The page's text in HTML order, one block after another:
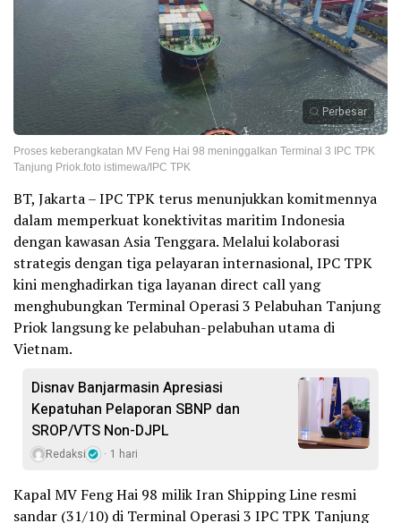
Perbesar
Proses keberangkatan MV Feng Hai 98 meninggalkan Terminal 3 IPC TPK
Tanjung Priok.foto istimewa/IPC TPK
BT, Jakarta – IPC TPK terus menunjukkan komitmennya
dalam memperkuat konektivitas maritim Indonesia
dengan kawasan Asia Tenggara. Melalui kolaborasi
strategis dengan tiga pelayaran internasional, IPC TPK
kini menghadirkan tiga layanan direct call yang
menghubungkan Terminal Operasi 3 Pelabuhan Tanjung
Priok langsung ke pelabuhan-pelabuhan utama di
Vietnam.
Disnav Banjarmasin Apresiasi
Kepatuhan Pelaporan SBNP dan
SROP/VTS Non-DJPL
Redaksi 1 hari
Kapal MV Feng Hai 98 milik Iran Shipping Line resmi
sandar (31/10) di Terminal Operasi 3 IPC TPK Tanjung